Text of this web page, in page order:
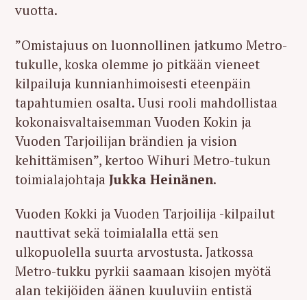
vuotta.
”Omistajuus on luonnollinen jatkumo Metro-
tukulle, koska olemme jo pitkään vieneet
kilpailuja kunnianhimoisesti eteenpäin
tapahtumien osalta. Uusi rooli mahdollistaa
kokonaisvaltaisemman Vuoden Kokin ja
Vuoden Tarjoilijan brändien ja vision
kehittämisen”, kertoo Wihuri Metro-tukun
toimialajohtaja Jukka Heinänen.
Vuoden Kokki ja Vuoden Tarjoilija -kilpailut
nauttivat sekä toimialalla että sen
ulkopuolella suurta arvostusta. Jatkossa
Metro-tukku pyrkii saamaan kisojen myötä
alan tekijöiden äänen kuuluviin entistä